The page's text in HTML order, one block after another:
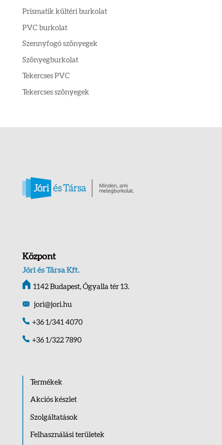
Prismatik kültéri burkolat
PVC burkolat
Szennyfogó szőnyegek
Szőnyegburkolat
Tekercses PVC
Tekercses szőnyegek
Központ
Jóri és Társa Kft.
1142 Budapest, Ógyalla tér 13.
jori@jori.hu
+36 1/341 4070
+36 1/322 7890
Termékek
Akciós készlet
Szolgáltatások
Felhasználási területek